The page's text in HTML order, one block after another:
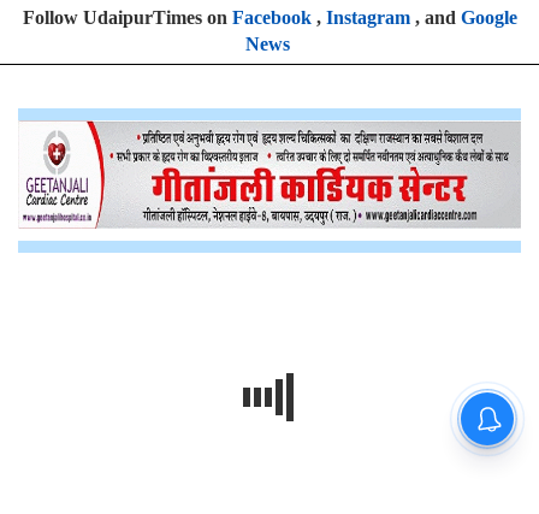
Follow UdaipurTimes on Facebook, Instagram, and Google
News